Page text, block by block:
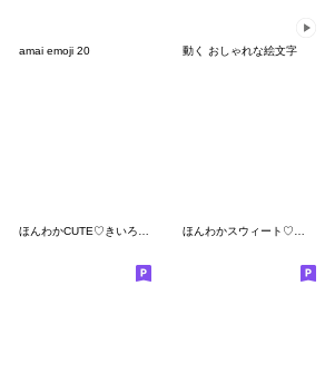
amai emoji 20 動く おしゃれな絵文字